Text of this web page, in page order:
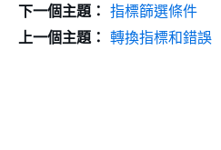
下一個主題： 指標篩選條件
上一個主題： 轉換指標和錯誤